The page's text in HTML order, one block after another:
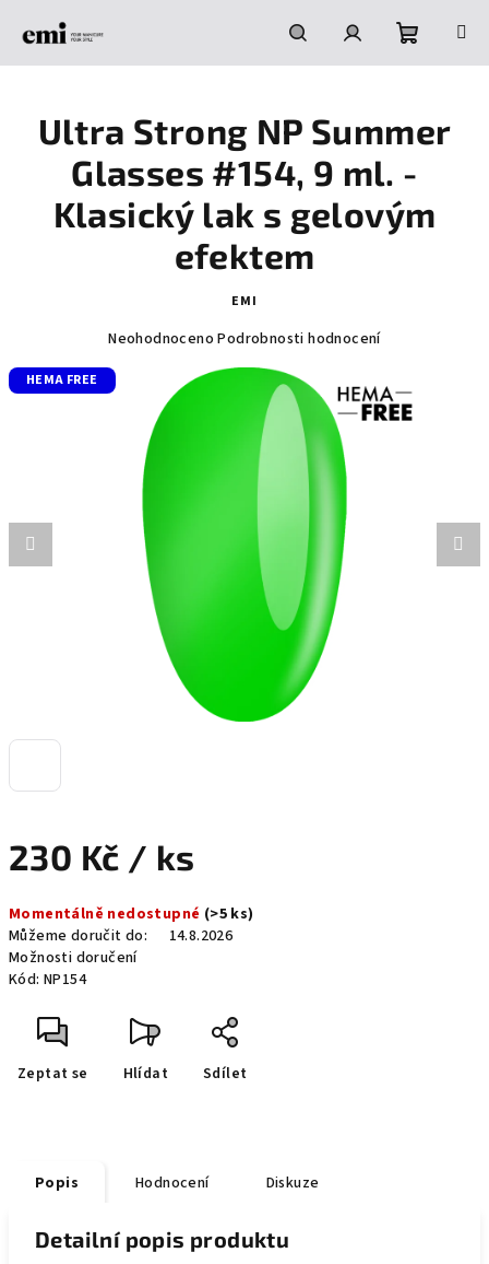
HledatPřihlášeníNákupní
košík
230 Kč / ks
cena:
Momentálně nedostupné (>5 ks)
Můžeme doručit do:
14.8.2026
Možnosti doručení
Kód: NP154
Zeptat se Hlídat Sdílet
Ultra Strong NP Summer
Glasses #154, 9 ml. -
Klasický lak s gelovým
efektem
EMI
Průměrné
produktu
hvězdiček.
Neohodnoceno Podrobnosti hodnocení
HEMA FREE
Popis Hodnocení Diskuze
Detailní popis produktu